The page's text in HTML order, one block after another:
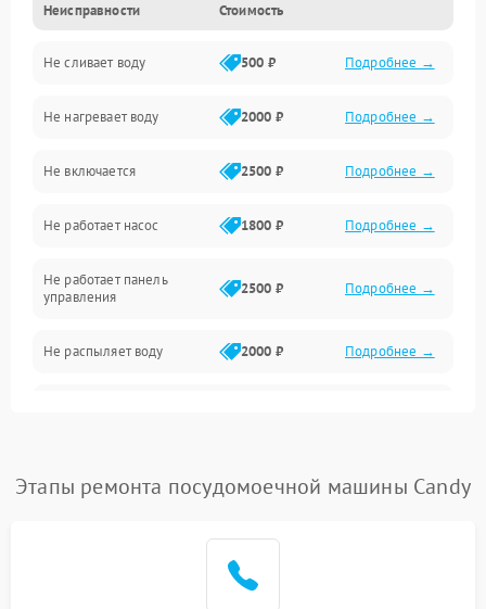
Управление
Электропитание
Датчики
Нагрев
Вода
Гигиена
Программное обеспечение
Неисправности Стоимость
Не сливает воду 500 ₽ Подробнее →
Не нагревает воду 2000 ₽ Подробнее →
Не включается 2500 ₽ Подробнее →
Не работает насос 1800 ₽ Подробнее →
Не работает панель
управления
2500 ₽ Подробнее →
Не распыляет воду 2000 ₽ Подробнее →
воды
1800 ₽ Подробнее →
Этапы ремонта посудомоечной машины Candy